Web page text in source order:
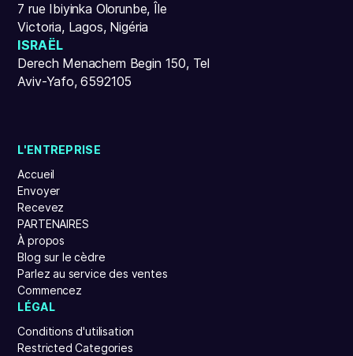
7 rue Ibiyinka Olorunbe, Île
Victoria, Lagos, Nigéria
ISRAËL
Derech Menachem Begin 150, Tel
Aviv-Yafo, 6592105
L'ENTREPRISE
Accueil
Envoyer
Recevez
PARTENAIRES
À propos
Blog sur le cèdre
Parlez au service des ventes
Commencez
LÉGAL
Conditions d'utilisation
Restricted Categories